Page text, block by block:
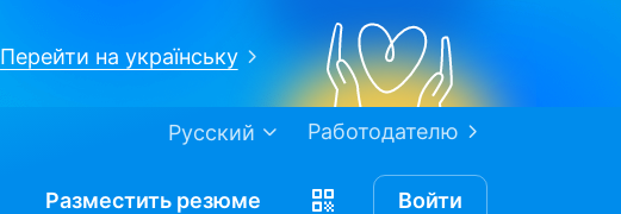
Перейти на українську
Работодателю
Русский
Разместить резюме Войти